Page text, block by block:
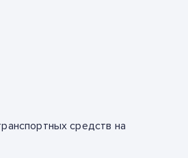
средств на